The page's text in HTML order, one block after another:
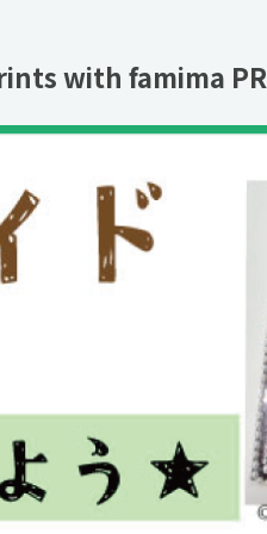
with famima